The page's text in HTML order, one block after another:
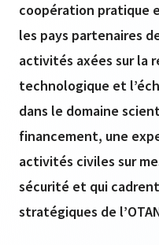
coopération pratique
les pays partenaires
activités axées sur la
technologique et
dans le domaine
financement, une
activités civiles sur
sécurité et qui
stratégiques de